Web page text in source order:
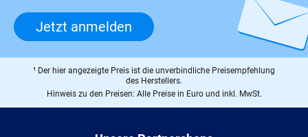
Jetzt anmelden
¹ Der hier angezeigte Preis ist die unverbindliche Preisempfehlung
des Herstellers.
Hinweis zu den Preisen: Alle Preise in Euro und inkl. MwSt.